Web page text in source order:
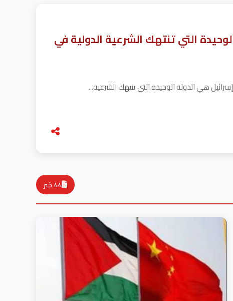
التي تنتهك الشرعية الدولية في
44 خبر